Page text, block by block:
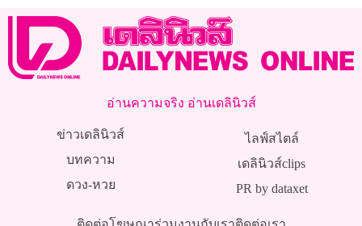
อ่านความจริง อ่านเดลินิวส์
ข่าวเดลินิวส์
บทความ
ดวง-หวย
ไลฟ์สไตล์
เดลินิวส์clips
PR by dataxet